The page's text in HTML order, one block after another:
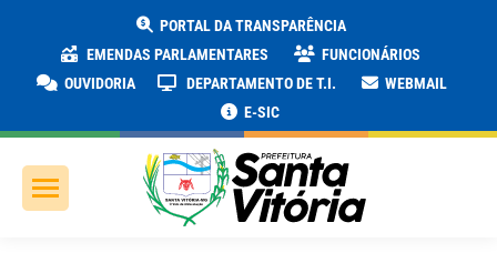
PORTAL DA TRANSPARÊNCIA
EMENDAS PARLAMENTARES
FUNCIONÁRIOS
OUVIDORIA
DEPARTAMENTO DE T.I.
WEBMAIL
E-SIC